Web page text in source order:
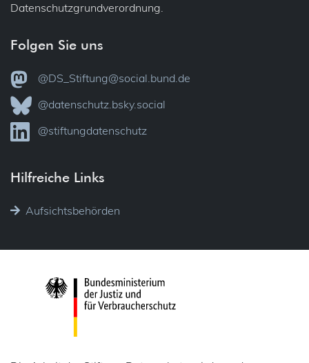
Datenschutzgrundverordnung.
Folgen Sie uns
@DS_Stiftung@social.bund.de
@datenschutz.bsky.social
@stiftungdatenschutz
Hilfreiche Links
Aufsichtsbehörden